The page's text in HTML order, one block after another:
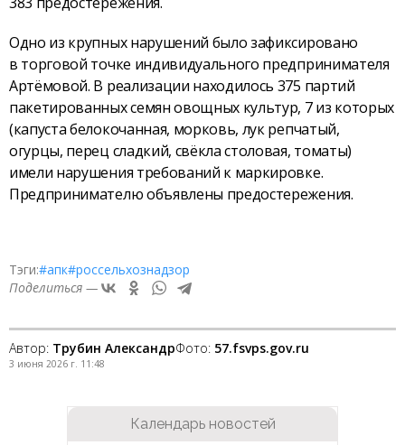
Одно из крупных нарушений было зафиксировано
в торговой точке индивидуального предпринимателя
Артёмовой. В реализации находилось 375 партий
пакетированных семян овощных культур, 7 из которых
(капуста белокочанная, морковь, лук репчатый,
огурцы, перец сладкий, свёкла столовая, томаты)
имели нарушения требований к маркировке.
Предпринимателю объявлены предостережения.
Тэги:#апк#россельхознадзор
Поделиться —
Автор: Трубин АлександрФото: 57.fsvps.gov.ru
3 июня 2026 г. 11:48
Календарь новостей